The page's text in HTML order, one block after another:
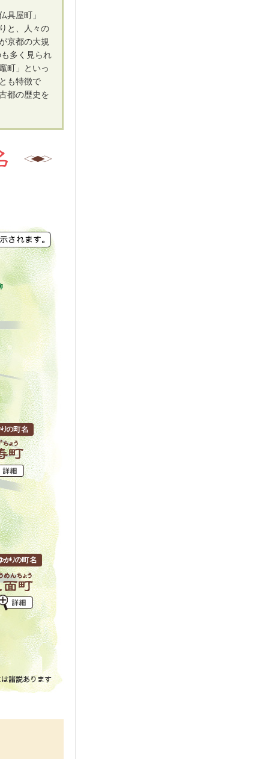
具屋町」
と、人々の
京都の大規
多く見られ
町」といっ
も特徴で
都の歴史を